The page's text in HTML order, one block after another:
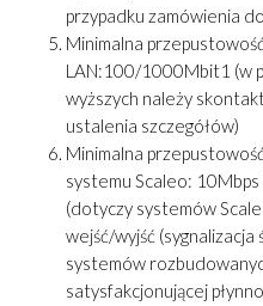
przypadku zamówienia
Minimalna
LAN:100/1000Mbit1 (w
wyższych należy
ustalenia szczegółów)
Minimalna
systemu Scaleo:
(dotyczy systemów
wejść/wyjść (sygnalizacja
systemów
satysfakcjonującej